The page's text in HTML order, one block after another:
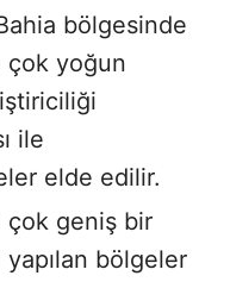
bölgesinde
çok yoğun
ile
elde edilir.
çok geniş bir
bölgeler